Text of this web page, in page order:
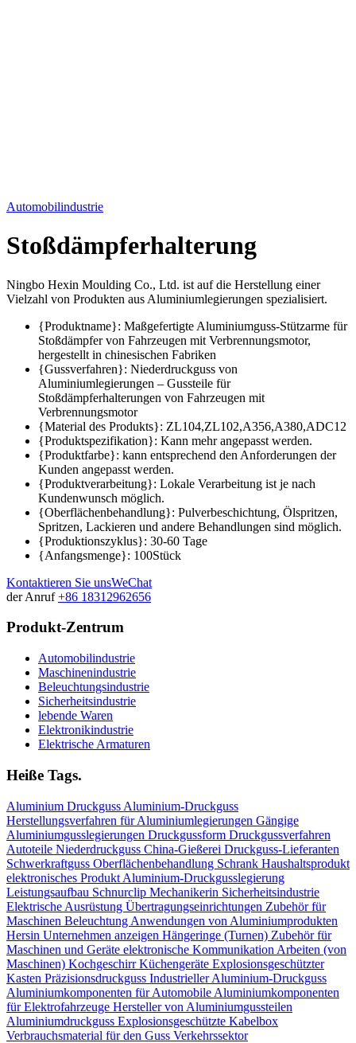
Automobilindustrie
Stoßdämpferhalterung
Ningbo Hexin Moulding Co., Ltd. ist auf die Herstellung einer
Vielzahl von Produkten aus Aluminiumlegierungen spezialisiert.
{Produktname}: Maßgefertigte Aluminiumguss-Stützarme für
Stoßdämpfer von Fahrzeugen mit Verbrennungsmotor,
hergestellt in chinesischen Fabriken
{Gussverfahren}: Niederdruckguss von
Aluminiumlegierungen – Gussteile für
Stoßdämpferhalterungen von Fahrzeugen mit
Verbrennungsmotor
{Material des Produkts}: ZL104,ZL102,A356,A380,ADC12
{Produktspezifikation}: Kann mehr angepasst werden.
{Produktfarbe}: kann entsprechend den Anforderungen der
Kunden angepasst werden.
{Produktverarbeitung}: Lokale Verarbeitung ist je nach
Kundenwunsch möglich.
{Oberflächenbehandlung}: Pulverbeschichtung, Ölspritzen,
Spritzen, Lackieren und andere Behandlungen sind möglich.
{Produktionszyklus}: 30-60 Tage
{Anfangsmenge}: 100Stück
Kontaktieren Sie unsWeChat
der Anruf +86 18312962656
Produkt-Zentrum
Automobilindustrie
Maschinenindustrie
Beleuchtungsindustrie
Sicherheitsindustrie
lebende Waren
Elektronikindustrie
Elektrische Armaturen
Heiße Tags.
Aluminium Druckguss Aluminium-Druckguss
Herstellungsverfahren für Aluminiumlegierungen Gängige
Aluminiumgusslegierungen Druckgussform Druckgussverfahren
Autoteile Niederdruckguss China-Gießerei Druckguss-Lieferanten
Schwerkraftguss Oberflächenbehandlung Schrank Haushaltsprodukt
elektronisches Produkt Aluminium-Druckgusslegierung
Leistungsaufbau Schnurclip Mechanikerin Sicherheitsindustrie
Elektrische Ausrüstung Übertragungseinrichtungen Zubehör für
Maschinen Beleuchtung Anwendungen von Aluminiumprodukten
Hersin Unternehmen anzeigen Hängeringe (Turnen) Zubehör für
Maschinen und Geräte elektronische Kommunikation Arbeiten (von
Maschinen) Kochgeschirr Küchengeräte Explosionsgeschützter
Kasten Präzisionsdruckguss Industrieller Aluminium-Druckguss
Aluminiumkomponenten für Automobile Aluminiumkomponenten
für Elektrofahrzeuge Hersteller von Aluminiumgussteilen
Aluminiumdruckguss Explosionsgeschützte Kabelbox
Verbrauchsmaterial für den Guss Verkehrssektor